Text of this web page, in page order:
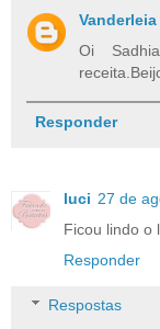
Vanderleia
Oi
Responder
luci 27 de
Ficou lindo o
Responder
Respostas